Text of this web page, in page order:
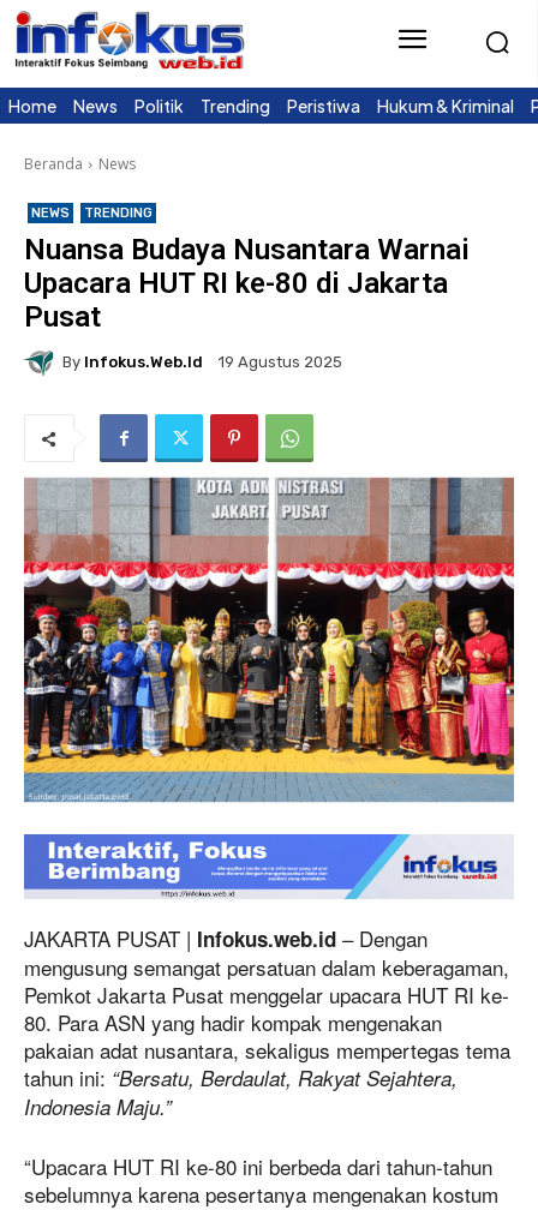
Home News Politik Trending Peristiwa Hukum & Kriminal
Beranda News
NEWS TRENDING
Nuansa Budaya Nusantara Warnai
Upacara HUT RI ke-80 di Jakarta
Pusat
By Infokus.web.id 19 Agustus 2025
JAKARTA PUSAT | Infokus.web.id – Dengan
mengusung semangat persatuan dalam keberagaman,
Pemkot Jakarta Pusat menggelar upacara HUT RI ke-
80. Para ASN yang hadir kompak mengenakan
pakaian adat nusantara, sekaligus mempertegas tema
tahun ini: “Bersatu, Berdaulat, Rakyat Sejahtera,
Indonesia Maju.”
“Upacara HUT RI ke-80 ini berbeda dari tahun-tahun
sebelumnya karena pesertanya mengenakan kostum